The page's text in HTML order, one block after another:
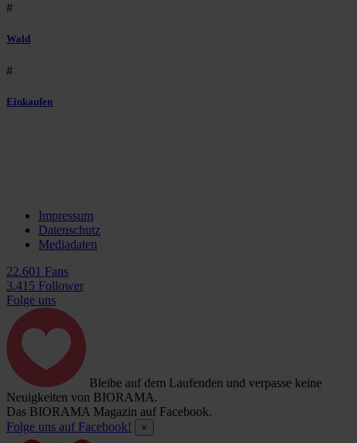
#
Wald
#
Einkaufen
Impressum
Datenschutz
Mediadaten
22.601 Fans
3.415 Follower
Folge uns
Bleibe auf dem Laufenden und verpasse keine
Neuigkeiten von BIORAMA.
Das BIORAMA Magazin auf Facebook.
Folge uns auf Facebook!
×